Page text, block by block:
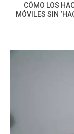
CÓMO LOS
MÓVILES SIN